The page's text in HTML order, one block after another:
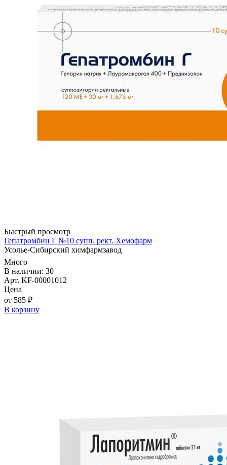
Быстрый просмотр
Гепатромбин Г №10 супп. рект. Хемофарм
Усолье-Сибирский химфармзавод
Много
В наличии: 30
Арт. KF-00001012
Цена
от 585 ₽
В корзину